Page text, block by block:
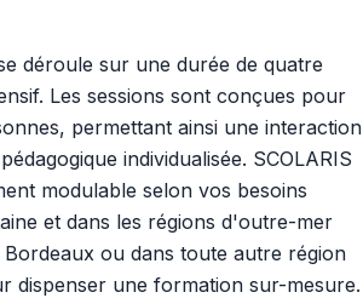
déroule sur une durée de quatre
Les sessions sont conçues pour
permettant ainsi une interaction
individualisée. SCOLARIS
modulable selon vos besoins
et dans les régions d'outre-mer
ou dans toute autre région
dispenser une formation sur-mesure.